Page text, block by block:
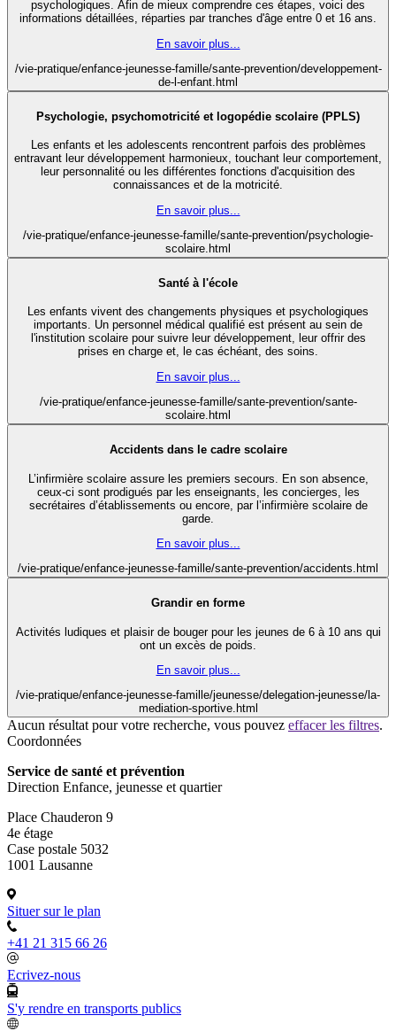
psychologiques. Afin de mieux comprendre ces étapes, voici des
informations détaillées, réparties par tranches d'âge entre 0 et 16 ans.
En savoir plus...
/vie-pratique/enfance-jeunesse-famille/sante-prevention/developpement-
de-l-enfant.html
Psychologie, psychomotricité et logopédie scolaire (PPLS)
Les enfants et les adolescents rencontrent parfois des problèmes
entravant leur développement harmonieux, touchant leur comportement,
leur personnalité ou les différentes fonctions d'acquisition des
connaissances et de la motricité.
En savoir plus...
/vie-pratique/enfance-jeunesse-famille/sante-prevention/psychologie-
scolaire.html
Santé à l'école
Les enfants vivent des changements physiques et psychologiques
importants. Un personnel médical qualifié est présent au sein de
l'institution scolaire pour suivre leur développement, leur offrir des
prises en charge et, le cas échéant, des soins.
En savoir plus...
/vie-pratique/enfance-jeunesse-famille/sante-prevention/sante-
scolaire.html
Accidents dans le cadre scolaire
L’infirmière scolaire assure les premiers secours. En son absence,
ceux-ci sont prodigués par les enseignants, les concierges, les
secrétaires d’établissements ou encore, par l’infirmière scolaire de
garde.
En savoir plus...
/vie-pratique/enfance-jeunesse-famille/sante-prevention/accidents.html
Grandir en forme
Activités ludiques et plaisir de bouger pour les jeunes de 6 à 10 ans qui
ont un excès de poids.
En savoir plus...
/vie-pratique/enfance-jeunesse-famille/jeunesse/delegation-jeunesse/la-
mediation-sportive.html
Aucun résultat pour votre recherche, vous pouvez effacer les filtres.
Coordonnées
Service de santé et prévention
Direction Enfance, jeunesse et quartier
Place Chauderon 9
4e étage
Case postale 5032
1001 Lausanne
Situer sur le plan
+41 21 315 66 26
Ecrivez-nous
S'y rendre en transports publics